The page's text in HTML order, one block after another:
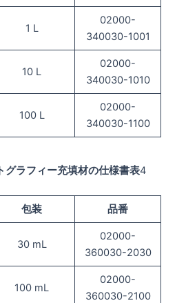
1 L
02000-
340030-1001
10 L
02000-
340030-1010
100 L
02000-
340030-1100
グラフィー充填材の仕様書表4
包装 品番
30 mL
02000-
360030-2030
100 mL
02000-
360030-2100